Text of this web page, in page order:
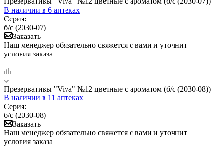
В наличии в 6 аптеках
Серия:
б/с (2030-07)
Заказать
Наш менеджер обязательно свяжется с вами и уточнит
условия заказа
Презервативы "Viva" №12 цветные с ароматом (б/с (2030-08))
В наличии в 11 аптеках
Серия:
б/с (2030-08)
Заказать
Наш менеджер обязательно свяжется с вами и уточнит
условия заказа